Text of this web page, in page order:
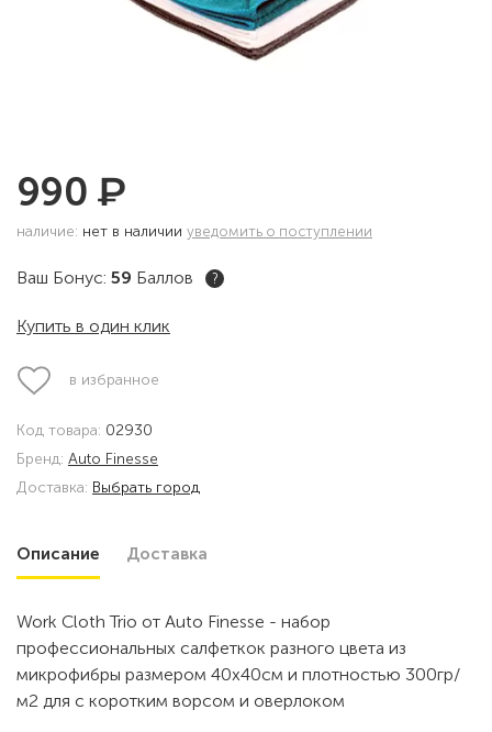
990 ₽
наличие: нет в наличии уведомить о поступлении
Ваш Бонус: 59 Баллов ?
Купить в один клик
в избранное
Код товара: 02930
Бренд: Auto Finesse
Доставка: Выбрать город
Описание Доставка
Work Cloth Trio от Auto Finesse - набор
профессиональных салфеткок разного цвета из
микрофибры размером 40х40см и плотностью 300гр/
м2 для с коротким ворсом и оверлоком